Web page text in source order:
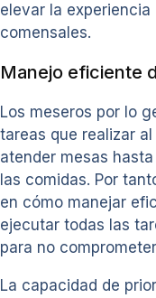
elevar la
comensales.
Manejo eficiente
Los meseros por lo
tareas que realizar
atender mesas
las comidas. Por
en cómo manejar
ejecutar todas las
para no
La capacidad de